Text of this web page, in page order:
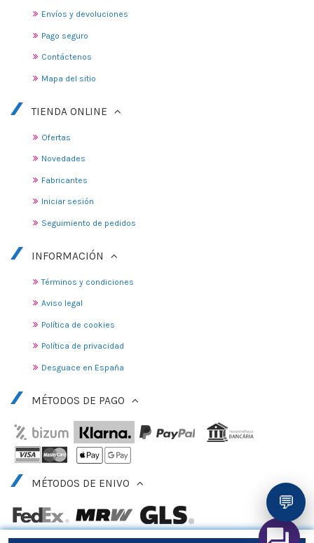
Envíos y devoluciones
Pago seguro
Contáctenos
Mapa del sitio
TIENDA ONLINE
Ofertas
Novedades
Fabricantes
Iniciar sesión
Seguimiento de pedidos
INFORMACIÓN
Términos y condiciones
Aviso legal
Política de cookies
Política de privacidad
Desguace en España
MÉTODOS DE PAGO
MÉTODOS DE ENIVO
💬